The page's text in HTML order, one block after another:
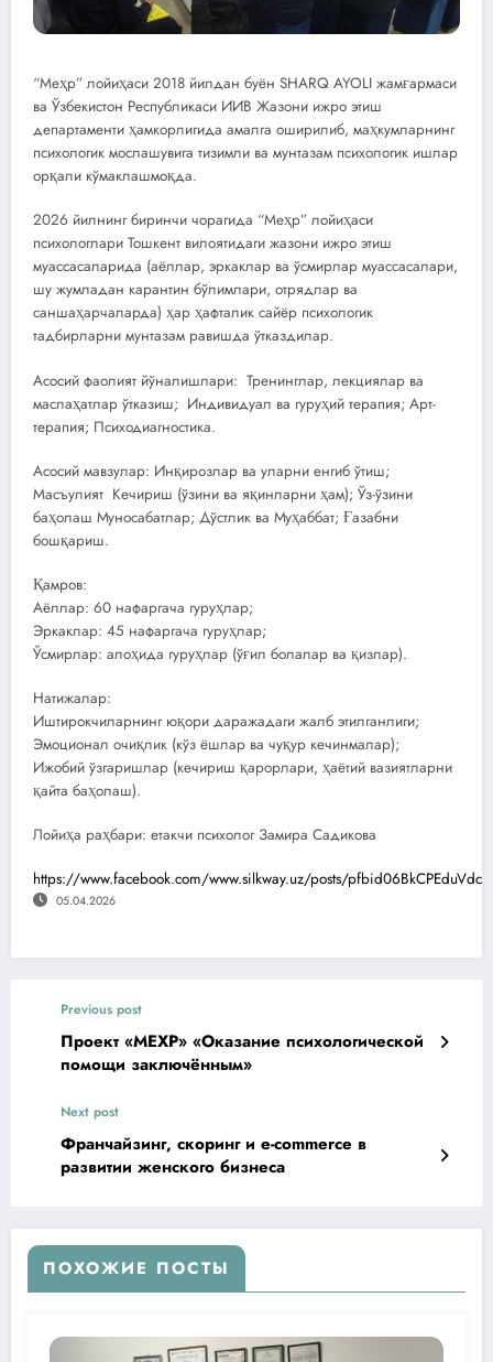
“Меҳр” лойиҳаси 2018 йилдан буён SHARQ AYOLI жамғармаси
ва Ўзбекистон Республикаси ИИВ Жазони ижро этиш
департаменти ҳамкорлигида амалга оширилиб, маҳкумларнинг
психологик мослашувига тизимли ва мунтазам психологик ишлар
орқали кўмаклашмоқда.
2026 йилнинг биринчи чорагида “Меҳр” лойиҳаси
психологлари Тошкент вилоятидаги жазони ижро этиш
муассасаларида (аёллар, эркаклар ва ўсмирлар муассасалари,
шу жумладан карантин бўлимлари, отрядлар ва
саншаҳарчаларда) ҳар ҳафталик сайёр психологик
тадбирларни мунтазам равишда ўтказдилар.
Асосий фаолият йўналишлари: Тренинглар, лекциялар ва
маслаҳатлар ўтказиш; Индивидуал ва гуруҳий терапия; Арт-
терапия; Психодиагностика.
Асосий мавзулар: Инқирозлар ва уларни енгиб ўтиш;
Масъулият Кечириш (ўзини ва яқинларни ҳам); Ўз-ўзини
баҳолаш Муносабатлар; Дўстлик ва Муҳаббат; Ғазабни
бошқариш.
Қамров:
Аёллар: 60 нафаргача гуруҳлар;
Эркаклар: 45 нафаргача гуруҳлар;
Ўсмирлар: алоҳида гуруҳлар (ўғил болалар ва қизлар).
Натижалар:
Иштирокчиларнинг юқори даражадаги жалб этилганлиги;
Эмоционал очиқлик (кўз ёшлар ва чуқур кечинмалар);
Ижобий ўзгаришлар (кечириш қарорлари, ҳаётий вазиятларни
қайта баҳолаш).
Лойиҳа раҳбари: етакчи психолог Замира Садикова
https://www.facebook.com/www.silkway.uz/posts/
05.04.2026
Previous post
Проект «МЕХР» «Оказание психологической
помощи заключённым»
Next post
Франчайзинг, скоринг и e-commerce в
развитии женского бизнеса
ПОХОЖИЕ ПОСТЫ